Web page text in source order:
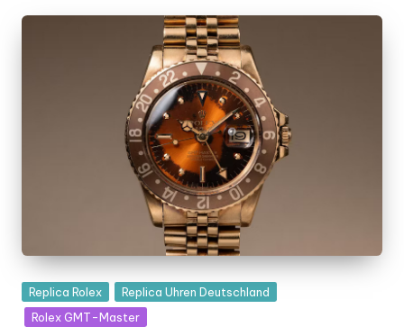
Posted
in
Replica Rolex
Replica Uhren Deutschland
Rolex GMT-Master